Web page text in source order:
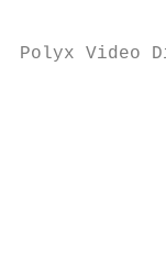
Polyx Video